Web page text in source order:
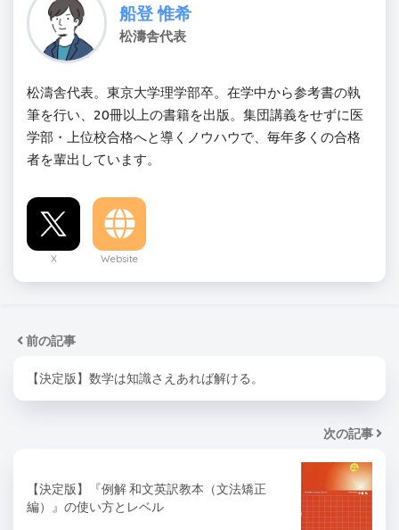
船登 惟希
松濤舎代表
松濤舎代表。東京大学理学部卒。在学中から参考書の執
筆を行い、20冊以上の書籍を出版。集団講義をせずに医
学部・上位校合格へと導くノウハウで、毎年多くの合格
者を輩出しています。
X Website
前の記事
【決定版】数学は知識さえあれば解ける。
次の記事
【決定版】『例解 和文英訳教本（文法矯正
編）』の使い方とレベル